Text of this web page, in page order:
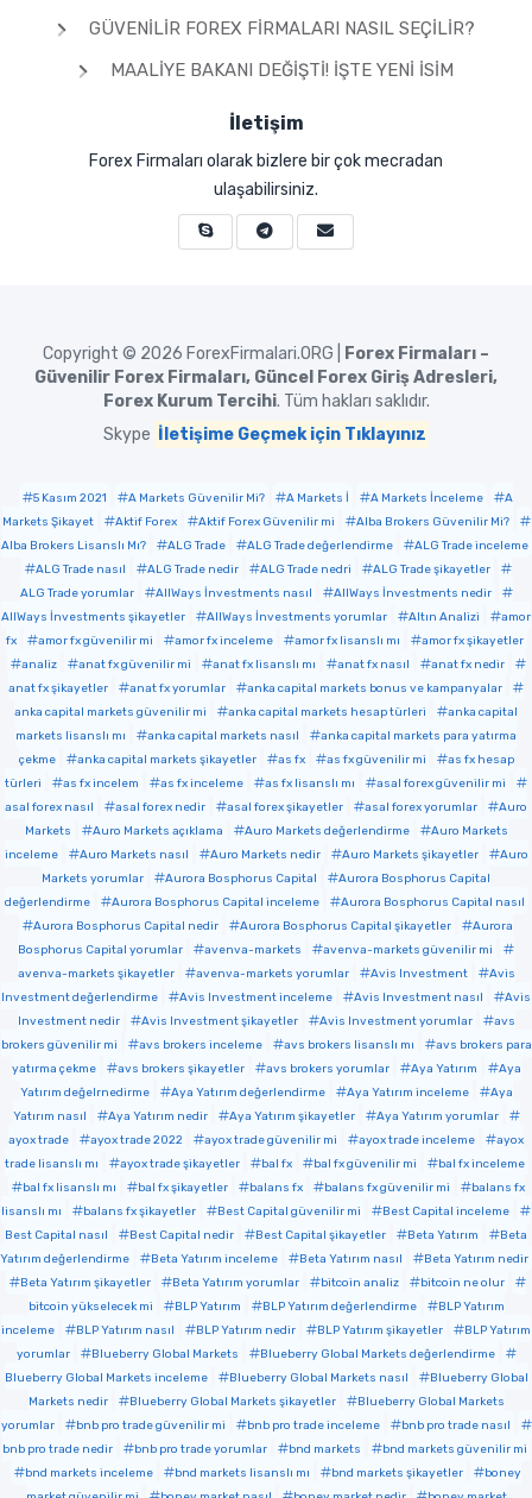
GÜVENILIR FOREX FIRMALARI NASIL SEÇILIR?
MAALIYE BAKANI DEĞIŞTI! İŞTE YENI İSIM
İletişim
Forex Firmaları olarak bizlere bir çok mecradan
ulaşabilirsiniz.
Copyright © 2026 ForexFirmalari.ORG |
Forex Firmaları –
Güvenilir Forex Firmaları, Güncel Forex Giriş Adresleri,
Forex Kurum Tercihi. Tüm hakları saklıdır.
Skype İletişime Geçmek için Tıklayınız
5 Kasım 2021 A Markets Güvenilir Mi? A Markets İ A Markets İnceleme
A
Markets Şikayet
Aktif Forex Aktif Forex Güvenilir mi
Alba Brokers Güvenilir Mi?
Alba Brokers Lisanslı Mı?
ALG Trade ALG Trade değerlendirme
ALG Trade inceleme
ALG Trade nasıl
ALG Trade nedir ALG Trade nedri
ALG Trade şikayetler
ALG Trade yorumlar
AllWays İnvestments nasıl
AllWays İnvestments nedir
AllWays İnvestments şikayetler
AllWays İnvestments yorumlar Altın Analizi
amor
fx
amor fx güvenilir mi amor fx inceleme amor fx lisanslı mı
amor fx şikayetler
analiz
anat fx güvenilir mi anat fx lisanslı mı anat fx nasıl
anat fx nedir
anat fx şikayetler
anat fx yorumlar
anka capital markets bonus ve kampanyalar
anka capital markets güvenilir mi
anka capital markets hesap türleri
anka capital
markets lisanslı mı
anka capital markets nasıl
anka capital markets para yatırma
çekme
anka capital markets şikayetler as fx as fx güvenilir mi
as fx hesap
türleri
as fx incelem as fx inceleme as fx lisanslı mı
asal forex güvenilir mi
asal forex nasıl
asal forex nedir asal forex şikayetler asal forex yorumlar
Auro
Markets
Auro Markets açıklama Auro Markets değerlendirme
Auro Markets
inceleme
Auro Markets nasıl Auro Markets nedir Auro Markets şikayetler
Auro
Markets yorumlar
Aurora Bosphorus Capital
Aurora Bosphorus Capital
değerlendirme
Aurora Bosphorus Capital inceleme
Aurora Bosphorus Capital nasıl
Aurora Bosphorus Capital nedir
Aurora Bosphorus Capital şikayetler
Aurora
Bosphorus Capital yorumlar
avenva-markets
avenva-markets güvenilir mi
avenva-markets şikayetler
avenva-markets yorumlar Avis Investment
Avis
Investment değerlendirme
Avis Investment inceleme Avis Investment nasıl
Avis
Investment nedir
Avis Investment şikayetler Avis Investment yorumlar
avs
brokers güvenilir mi
avs brokers inceleme avs brokers lisanslı mı
avs brokers para
yatırma çekme
avs brokers şikayetler avs brokers yorumlar Aya Yatırım
Aya
Yatırım değelrnedirme
Aya Yatırım değerlendirme Aya Yatırım inceleme
Aya
Yatırım nasıl
Aya Yatırım nedir Aya Yatırım şikayetler
Aya Yatırım yorumlar
ayox trade
ayox trade 2022 ayox trade güvenilir mi ayox trade inceleme
ayox
trade lisanslı mı
ayox trade şikayetler bal fx bal fx güvenilir mi
bal fx inceleme
bal fx lisanslı mı
bal fx şikayetler balans fx balans fx güvenilir mi
balans fx
lisanslı mı
balans fx şikayetler Best Capital güvenilir mi
Best Capital inceleme
Best Capital nasıl
Best Capital nedir Best Capital şikayetler Beta Yatırım
Beta
Yatırım değerlendirme
Beta Yatırım inceleme Beta Yatırım nasıl
Beta Yatırım nedir
Beta Yatırım şikayetler
Beta Yatırım yorumlar bitcoin analiz
bitcoin ne olur
bitcoin yükselecek mi
BLP Yatırım BLP Yatırım değerlendirme
BLP Yatırım
inceleme
BLP Yatırım nasıl BLP Yatırım nedir BLP Yatırım şikayetler
BLP Yatırım
yorumlar
Blueberry Global Markets
Blueberry Global Markets değerlendirme
Blueberry Global Markets inceleme
Blueberry Global Markets nasıl
Blueberry Global
Markets nedir
Blueberry Global Markets şikayetler
Blueberry Global Markets
yorumlar
bnb pro trade güvenilir mi bnb pro trade inceleme
bnb pro trade nasıl
bnb pro trade nedir
bnb pro trade yorumlar bnd markets
bnd markets güvenilir mi
bnd markets inceleme
bnd markets lisanslı mı bnd markets şikayetler
boney